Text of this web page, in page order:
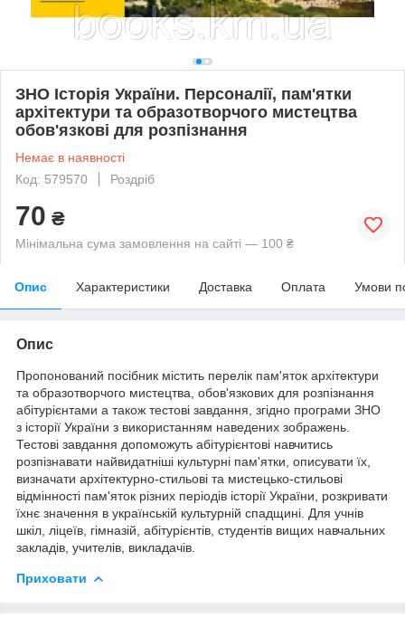
ЗНО Історія України. Персоналії, пам'ятки
архітектури та образотворчого мистецтва
обов'язкові для розпізнання
Немає в наявності
Код: 579570
Роздріб
70 ₴
Мінімальна сума замовлення на сайті — 100 ₴
Опис Характеристики Доставка Оплата Умови
Опис
Пропонований посібник містить перелік пам'яток архітектури
та образотворчого мистецтва, обов'язкових для розпізнання
абітурієнтами а також тестові завдання, згідно програми ЗНО
з історії України з використанням наведених зображень.
Тестові завдання допоможуть абітурієнтові навчитись
розпізнавати найвидатніші культурні пам'ятки, описувати їх,
визначати архітектурно-стильові та мистецько-стильові
відмінності пам'яток різних періодів історії України, розкривати
їхнє значення в українській культурній спадщині. Для учнів
шкіл, ліцеїв, гімназій, абітурієнтів, студентів вищих навчальних
закладів, учителів, викладачів.
Приховати